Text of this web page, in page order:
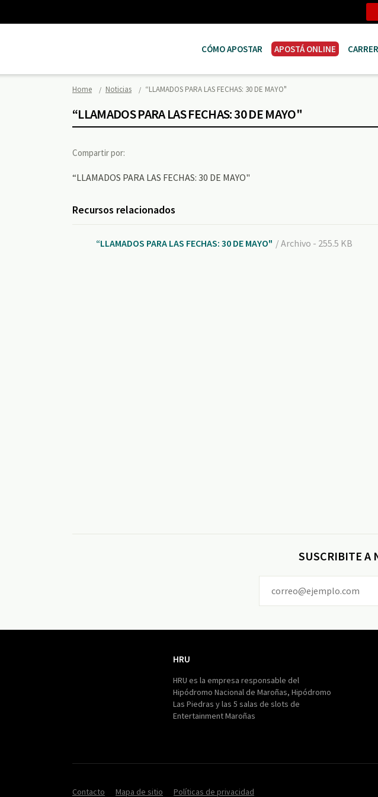
CÓMO APOSTAR APOSTÁ ONLINE
Home Noticias “LLAMADOS PARA LAS FECHAS: 30 DE MAYO"
“LLAMADOS PARA LAS FECHAS: 30 DE MAYO"
Compartir por:
“LLAMADOS PARA LAS FECHAS: 30 DE MAYO"
Recursos relacionados
“LLAMADOS PARA LAS FECHAS: 30 DE MAYO" / Archivo - 255.5 KB
SUSCRIBITE A
HRU
HRU es la empresa responsable del
Hipódromo Nacional de Maroñas, Hipódromo
Las Piedras y las 5 salas de slots de
Entertainment Maroñas
Contacto Mapa de sitio Políticas de privacidad